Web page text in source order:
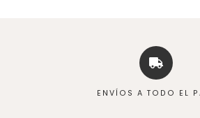
ENVÍOS A TODO EL